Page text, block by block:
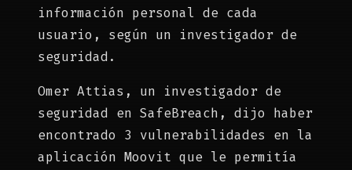
información personal de cada
usuario, según un investigador de
seguridad.
Omer Attias, un investigador de
seguridad en SafeBreach, dijo haber
encontrado 3 vulnerabilidades en la
aplicación Moovit que le permitía